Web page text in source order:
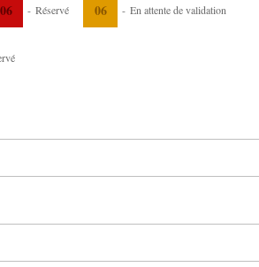
06 - Réservé 06 - En attente de validation